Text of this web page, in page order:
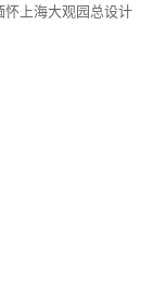
上海大观园总设计